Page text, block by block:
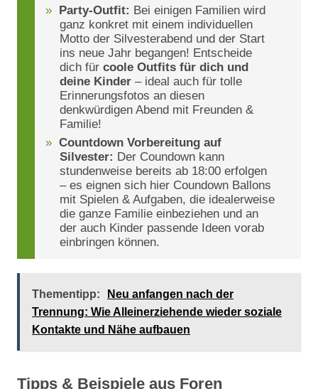
Party-Outfit: Bei einigen Familien wird
ganz konkret mit einem individuellen
Motto der Silvesterabend und der Start
ins neue Jahr begangen! Entscheide
dich für coole Outfits für dich und
deine Kinder – ideal auch für tolle
Erinnerungsfotos an diesen
denkwürdigen Abend mit Freunden &
Familie!
Countdown Vorbereitung auf
Silvester: Der Coundown kann
stundenweise bereits ab 18:00 erfolgen
– es eignen sich hier Coundown Ballons
mit Spielen & Aufgaben, die idealerweise
die ganze Familie einbeziehen und an
der auch Kinder passende Ideen vorab
einbringen können.
Thementipp:
Neu anfangen nach der
Trennung: Wie Alleinerziehende wieder soziale
Kontakte und Nähe aufbauen
Tipps & Beispiele aus Foren